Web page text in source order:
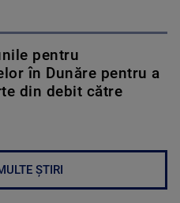
pentru
în Dunăre pentru a
din debit către
ȘTIRI